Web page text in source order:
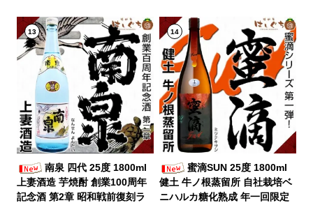
13
南泉 四代 25度 1800ml
上妻酒造 芋焼酎 創業100周年
記念酒 第2章 昭和戦前復刻ラ
14
蜜滴SUN 25度 1800ml
健土 牛ノ根蒸留所 自社栽培ベ
ニハルカ糖化熟成 年一回限定